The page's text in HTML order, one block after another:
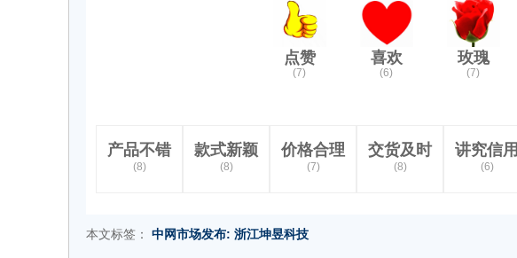
点赞
(7)
喜欢
(6)
玫瑰
(7)
产品不错
(8)
款式新颖
(8)
价格合理
(7)
交货及时
(8)
讲究信用
(6)
本文标签： 中网市场发布: 浙江坤昱科技